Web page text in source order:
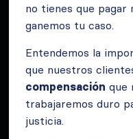
no tienes que pagar
ganemos tu caso.
Entendemos la
que nuestros
compensación que
trabajaremos duro
justicia.